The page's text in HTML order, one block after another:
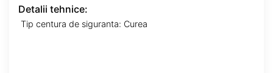
Detalii tehnice:
Tip centura de siguranta: Curea